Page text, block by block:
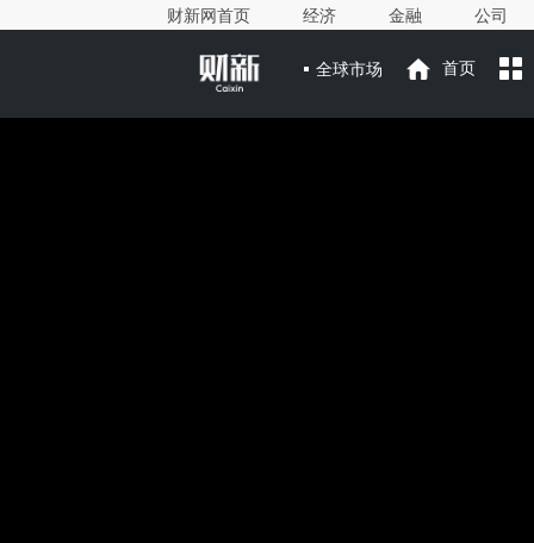
财新网首页 经济 金融 公司
全球市场 首页